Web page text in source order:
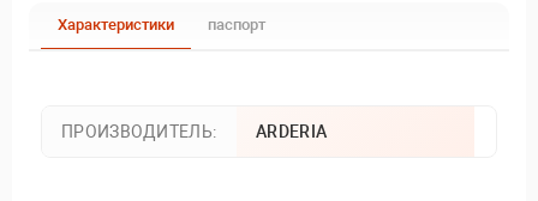
Характеристики паспорт
ПРОИЗВОДИТЕЛЬ: ARDERIA